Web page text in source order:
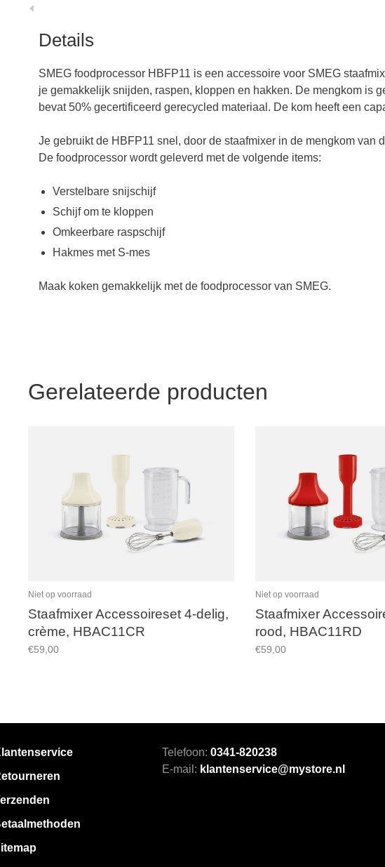
Details
SMEG foodprocessor HBFP11 is een accessoire voor SMEG
je gemakkelijk snijden, raspen, kloppen en hakken. De mengkom is
bevat 50% gecertificeerd gerecycled materiaal. De kom heeft een
Je gebruikt de HBFP11 snel, door de staafmixer in de mengkom van
De foodprocessor wordt geleverd met de volgende items:
Verstelbare snijschijf
Schijf om te kloppen
Omkeerbare raspschijf
Hakmes met S-mes
Maak koken gemakkelijk met de foodprocessor van SMEG.
Gerelateerde producten
Niet op voorraad
Staafmixer Accessoireset 4-delig,
crème, HBAC11CR
€59,00
Niet op voorraad
Staafmixer
rood, HBAC11RD
€59,00
Telefoon: 0341-820238
E-mail: klantenservice@mystore.nl